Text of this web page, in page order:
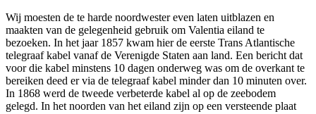
Wij moesten de te harde noordwester even laten uitblazen en
maakten van de gelegenheid gebruik om Valentia eiland te
bezoeken. In het jaar 1857 kwam hier de eerste Trans Atlantische
telegraaf kabel vanaf de Verenigde Staten aan land. Een bericht dat
voor die kabel minstens 10 dagen onderweg was om de overkant te
bereiken deed er via de telegraaf kabel minder dan 10 minuten over.
In 1868 werd de tweede verbeterde kabel al op de zeebodem
gelegd. In het noorden van het eiland zijn op een versteende plaat